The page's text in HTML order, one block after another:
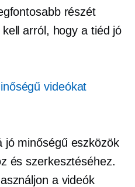
részét
arról, hogy a tiéd jó
videókat
jó minőségűeszközök
és szerkesztéséhez.
a videók